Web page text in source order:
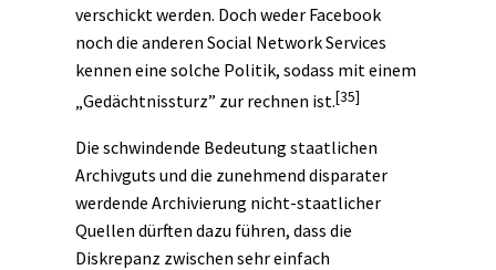
verschickt werden. Doch weder Facebook
noch die anderen Social Network Services
kennen eine solche Politik, sodass mit einem
„Gedächtnissturz” zur rechnen ist.[35]
Die schwindende Bedeutung staatlichen
Archivguts und die zunehmend disparater
werdende Archivierung nicht-staatlicher
Quellen dürften dazu führen, dass die
Diskrepanz zwischen sehr einfach